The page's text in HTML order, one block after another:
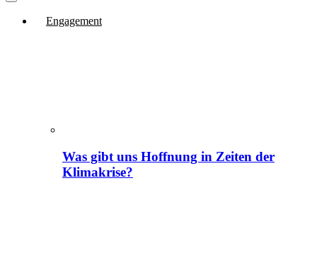
Engagement
Was gibt uns Hoffnung in Zeiten der
Klimakrise?